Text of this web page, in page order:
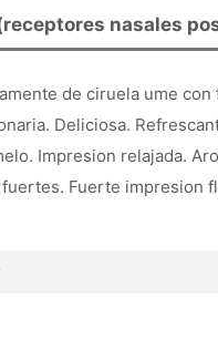
nasales
de ciruela ume con
Deliciosa.
Impresion relajada.
Fuerte impresion